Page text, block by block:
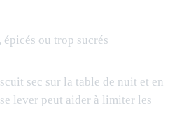
ou trop sucrés
sec sur la table de nuit et en
lever peut aider à limiter les